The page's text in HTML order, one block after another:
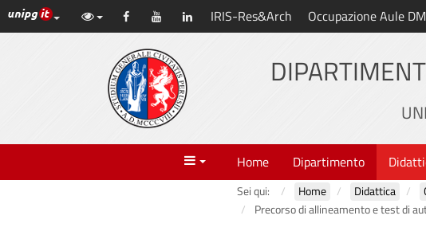
Vai
al
Link ai principali servizi web di Ateneo
Facebook YouTube LinkedIn
IRIS-Res&Arch Occupazione Aule
Menu Home Dipartimento
Sei qui: Home Didattica
Precorso di allineamento e test di